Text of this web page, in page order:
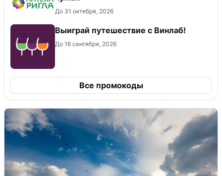
До 31 октября, 2026
Выиграй путешествие с Винлаб!
До 16 сентября, 2026
Все промокоды